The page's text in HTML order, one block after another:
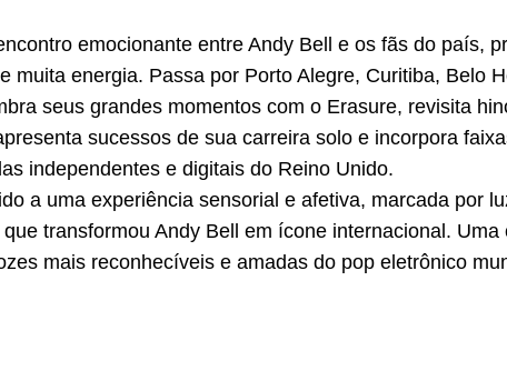
emocionante entre Andy Bell e os fãs do país,
muita energia. Passa por Porto Alegre, Curitiba, Belo
seus grandes momentos com o Erasure, revisita
sucessos de sua carreira solo e incorpora
independentes e digitais do Reino Unido.
a uma experiência sensorial e afetiva, marcada por
transformou Andy Bell em ícone internacional. Uma
mais reconhecíveis e amadas do pop eletrônico